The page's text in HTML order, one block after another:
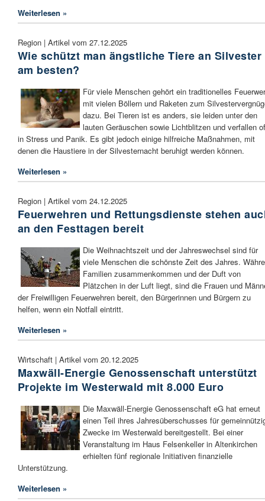
Weiterlesen »
Region | Artikel vom 27.12.2025
Wie schützt man ängstliche Tiere an Silvester
am besten?
Für viele Menschen gehört ein traditionelles
mit vielen Böllern und Raketen zum
dazu. Bei Tieren ist es anders, sie leiden unter den
lauten Geräuschen sowie Lichtblitzen und verfallen
in Stress und Panik. Es gibt jedoch einige hilfreiche Maßnahmen, mit
denen die Haustiere in der Silvesternacht beruhigt werden können.
Weiterlesen »
Region | Artikel vom 24.12.2025
Feuerwehren und Rettungsdienste stehen
an den Festtagen bereit
Die Weihnachtszeit und der Jahreswechsel sind für
viele Menschen die schönste Zeit des Jahres.
Familien zusammenkommen und der Duft von
Plätzchen in der Luft liegt, sind die Frauen und
der Freiwilligen Feuerwehren bereit, den Bürgerinnen und Bürgern zu
helfen, wenn ein Notfall eintritt.
Weiterlesen »
Wirtschaft | Artikel vom 20.12.2025
Maxwäll-Energie Genossenschaft unterstützt
Projekte im Westerwald mit 8.000 Euro
Die Maxwäll-Energie Genossenschaft eG hat erneut
einen Teil ihres Jahresüberschusses für
Zwecke im Westerwald bereitgestellt. Bei einer
Veranstaltung im Haus Felsenkeller in Altenkirchen
erhielten fünf regionale Initiativen finanzielle
Unterstützung.
Weiterlesen »